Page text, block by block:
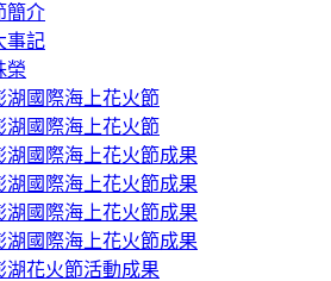
簡介
事記
榮
湖國際海上花火節
湖國際海上花火節
湖國際海上花火節成果
湖國際海上花火節成果
湖國際海上花火節成果
湖國際海上花火節成果
湖花火節活動成果